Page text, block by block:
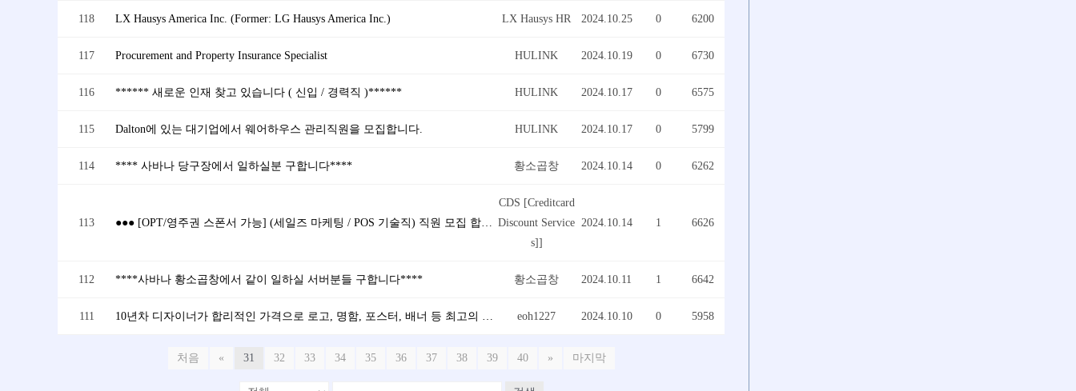
118 LX Hausys America Inc. (Former: LG Hausys America Inc.) LX Hausys HR 2024.10.25 0 6200
117 Procurement and Property Insurance Specialist HULINK 2024.10.19 0 6730
116 ****** 새로운 인재 찾고 있습니다 ( 신입 / 경력직 )****** HULINK 2024.10.17 0 6575
115 Dalton에 있는 대기업에서 웨어하우스 관리직원을 모집합니다. HULINK 2024.10.17 0 5799
114 **** 사바나 당구장에서 일하실분 구합니다**** 황소곱창 2024.10.14 0 6262
113 ●●● [OPT/영주권 스폰서 가능] (세일즈 마케팅 / POS 기술직) 직원 모집 합니다. ●●●
CDS [Creditcard
Discount Service
s]]
2024.10.14 1 6626
112 ****사바나 황소곱창에서 같이 일하실 서버분들 구합니다**** 황소곱창 2024.10.11 1 6642
111 10년차 디자이너가 합리적인 가격으로 로고, 명함, 포스터, 배너 등 최고의 퀄리티로 디자인 해드립니다. eoh1227 2024.10.10 0 5958
처음 « 31 32 33 34 35 36 37 38 39 40 » 마지막